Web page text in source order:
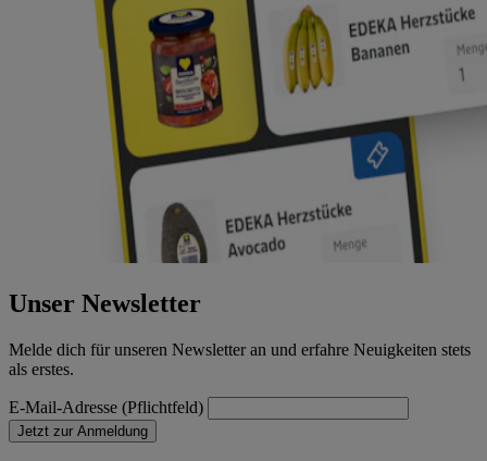
Unser Newsletter
Melde dich für unseren Newsletter an und erfahre Neuigkeiten stets
als erstes.
E-Mail-Adresse (Pflichtfeld)
Jetzt zur Anmeldung